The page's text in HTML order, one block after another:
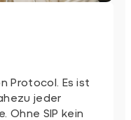
Protocol. Es ist
jeder
Ohne SIP kein